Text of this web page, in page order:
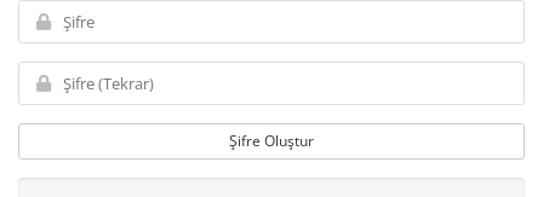
Şifre Oluştur